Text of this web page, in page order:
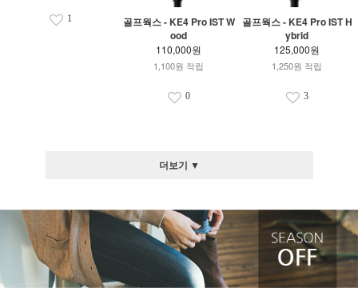
1
골프웍스 - KE4 Pro IST W
ood
110,000원
1,100원 적립
0
골프웍스 - KE4 Pro IST H
ybrid
125,000원
1,250원 적립
3
더보기 ▼